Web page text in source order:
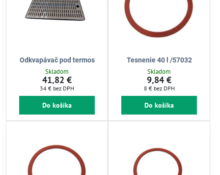
Odkvapávač pod termos
Skladom
41,82 €
34 € bez DPH
Do košíka
Tesnenie 40 l /57032
Skladom
9,84 €
8 € bez DPH
Do košíka